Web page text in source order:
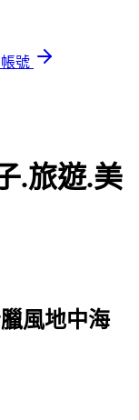
號
.旅遊.美
風地中海